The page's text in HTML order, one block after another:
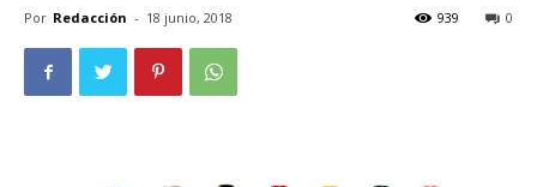
Por Redacción - 18 junio, 2018 0
939